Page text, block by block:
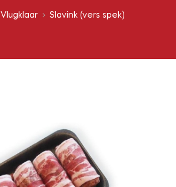
Vlugklaar Slavink (vers spek)